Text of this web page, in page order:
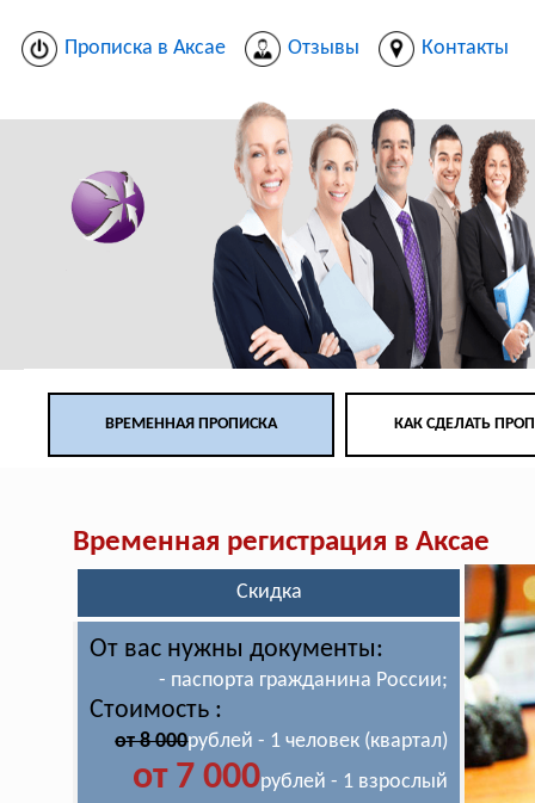
Прописка в Аксае Отзывы Контакты
ВРЕМЕННАЯ ПРОПИСКА КАК СДЕЛАТЬ
Временная регистрация в Аксае
Скидка
От вас нужны документы:
- паспорта гражданина России;
Стоимость :
от 8 000рублей - 1 человек (квартал)
от 7 000рублей - 1 взрослый